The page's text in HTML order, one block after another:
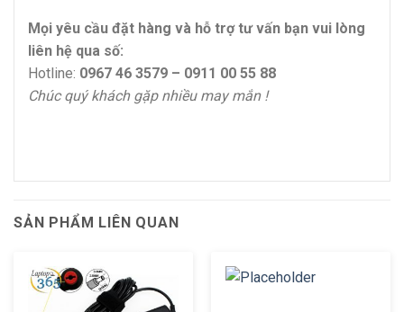
Mọi yêu cầu đặt hàng và hỗ trợ tư vấn bạn vui lòng
liên hệ qua số:
Hotline: 0967 46 3579 – 0911 00 55 88
Chúc quý khách gặp nhiều may mắn !
SẢN PHẨM LIÊN QUAN